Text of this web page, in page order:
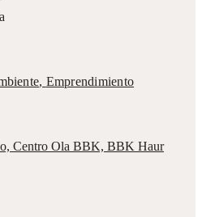
, Emprendimiento
Centro Ola BBK, BBK Haur